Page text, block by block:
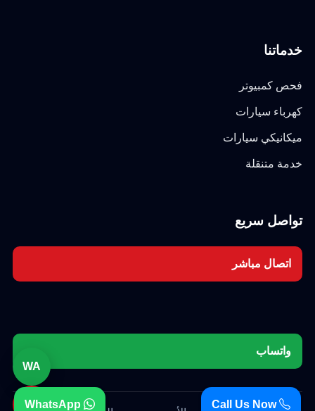
خدماتنا
فحص كمبيوتر
كهرباء سيارات
ميكانيكي سيارات
خدمة متنقلة
تواصل سريع
اتصال مباشر
واتساب
WA
☎ Call Us Now